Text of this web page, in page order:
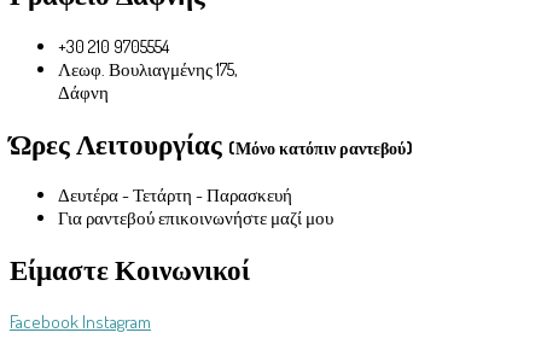
+30 210 9705554
Λεωφ. Βουλιαγμένης 175,
Δάφνη
Ώρες Λειτουργίας (Μόνο κατόπιν ραντεβού)
Δευτέρα - Τετάρτη - Παρασκευή
Για ραντεβού επικοινωνήστε μαζί μου
Είμαστε Κοινωνικοί
Facebook Instagram